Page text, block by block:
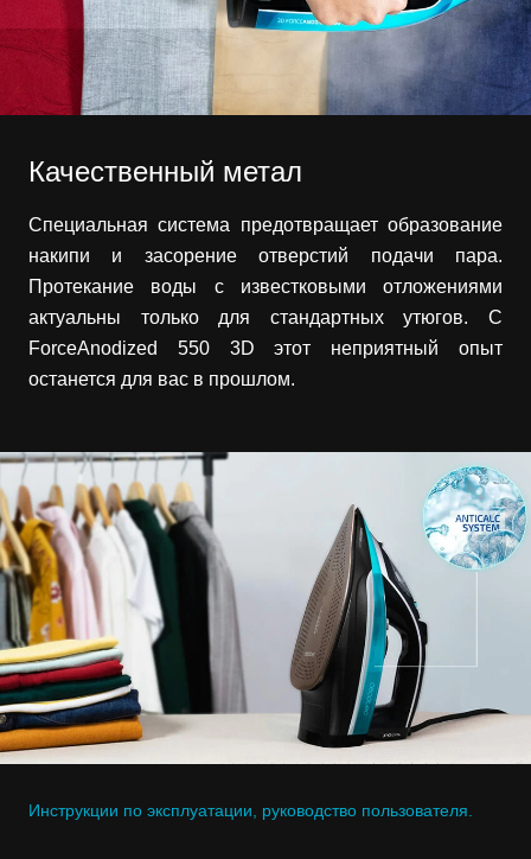
Качественный метал
Специальная система предотвращает образование
накипи и засорение отверстий подачи пара.
Протекание воды с известковыми отложениями
актуальны только для стандартных утюгов. С
ForceAnodized 550 3D этот неприятный опыт
останется для вас в прошлом.
Инструкции по эксплуатации, руководство пользователя.